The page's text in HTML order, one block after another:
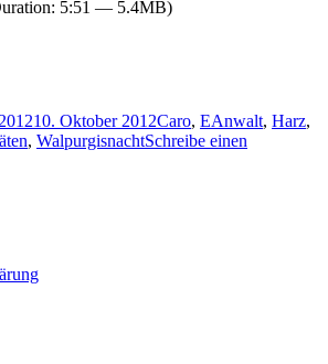
5:51 — 5.4MB)
10. Oktober 2012Caro, EAnwalt, Harz,
, WalpurgisnachtSchreibe einen